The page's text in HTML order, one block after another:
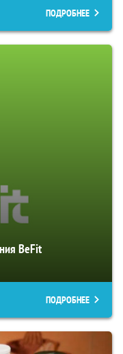
ПОДРОБНЕЕ
BeFit
ПОДРОБНЕЕ